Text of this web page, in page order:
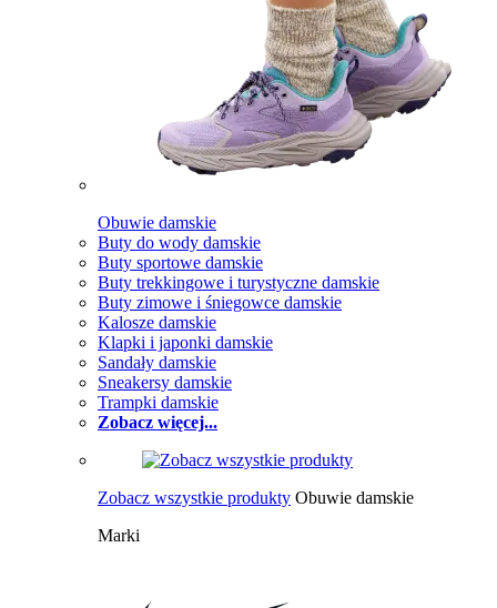
Obuwie damskie
Buty do wody damskie
Buty sportowe damskie
Buty trekkingowe i turystyczne damskie
Buty zimowe i śniegowce damskie
Kalosze damskie
Klapki i japonki damskie
Sandały damskie
Sneakersy damskie
Trampki damskie
Zobacz więcej...
Zobacz wszystkie produkty Obuwie damskie
Marki